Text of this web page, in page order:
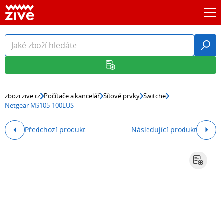
zbozi.zive.cz Počítače a kancelář Síťové prvky Switche
Netgear MS105-100EUS
Předchozí produkt Následující produkt